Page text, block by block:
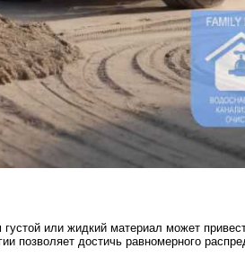
или жидкий материал может
позволяет достичь равномерного